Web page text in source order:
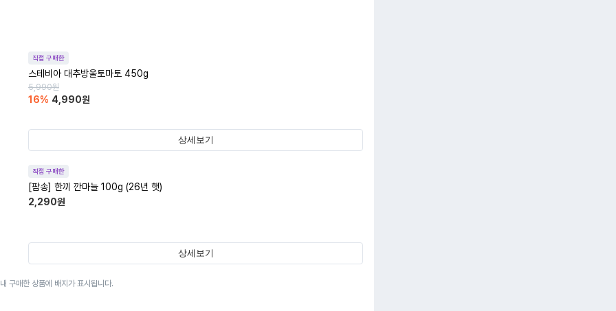
직접 구매한
스테비아 대추방울토마토 450g
5,990원
16% 4,990원
상세보기
직접 구매한
[팜송] 한끼 깐마늘 100g (26년 햇)
2,290원
상세보기
구매한 상품에 배지가 표시됩니다.